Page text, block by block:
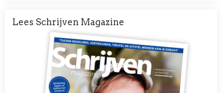
Lees Schrijven Magazine
Afbeelding